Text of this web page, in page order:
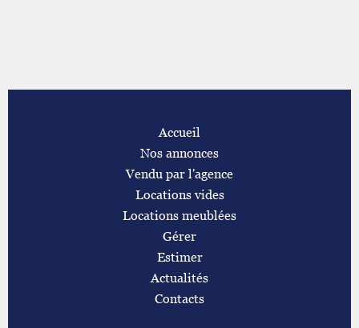
Accueil
Nos annonces
Vendu par l'agence
Locations vides
Locations meublées
Gérer
Estimer
Actualités
Contacts